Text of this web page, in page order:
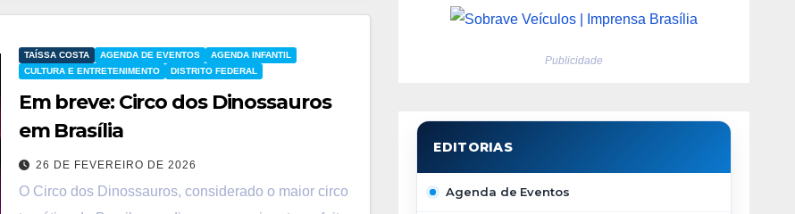
TAÍSSA COSTA AGENDA DE EVENTOS
AGENDA INFANTIL
CULTURA E ENTRETENIMENTO
DISTRITO FEDERAL
Em breve: Circo dos Dinossauros
em Brasília
26 DE FEVEREIRO DE 2026
O Circo dos Dinossauros, considerado o maior circo
Publicidade
Agenda de Eventos